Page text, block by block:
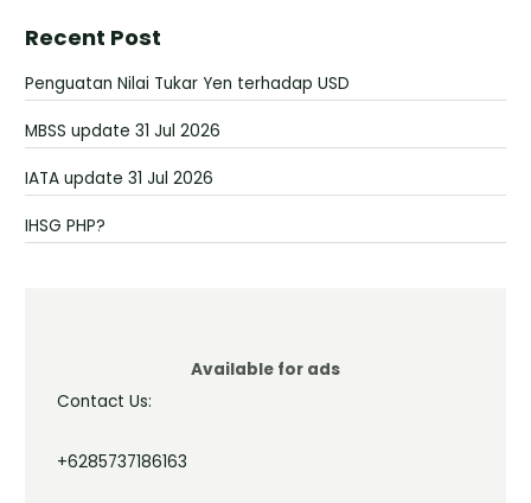
Recent Post
Penguatan Nilai Tukar Yen terhadap USD
MBSS update 31 Jul 2026
IATA update 31 Jul 2026
IHSG PHP?
Available for ads
Contact Us:
+6285737186163